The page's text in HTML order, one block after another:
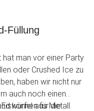
Füllung
man vor einer Party
oder Crushed Ice zu
haben wir nicht nur
auch noch einen
aus Metall.
können für die